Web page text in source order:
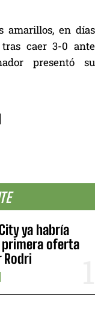
ya habría
primera oferta
Rodri
amarillos, en días
tras caer 3-0 ante
presentó su